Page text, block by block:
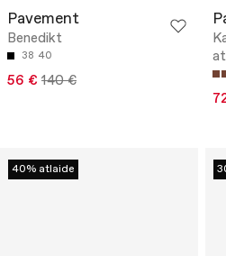
Pavement
Benedikt
38 40
56 € 140 €
40% atlaide